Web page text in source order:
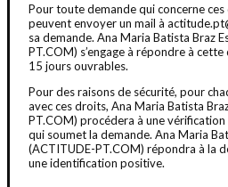
Pour toute demande qui concerne
peuvent envoyer un mail à
sa demande. Ana Maria Batista Braz
PT.COM) s’engage à répondre à
15 jours ouvrables.
Pour des raisons de sécurité, pour
avec ces droits, Ana Maria Batista
PT.COM) procédera à une
qui soumet la demande. Ana Maria
(ACTITUDE-PT.COM) répondra à la
une identification positive.